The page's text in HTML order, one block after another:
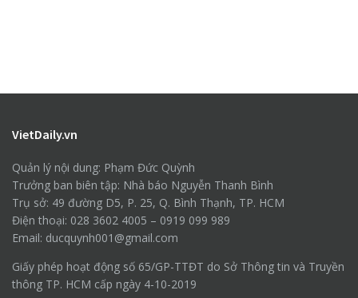
VietDaily.vn
Quản lý nội dung: Phạm Đức Quỳnh
Trưởng ban biên tập: Nhà báo Nguyễn Thanh Bình
Trụ sở: 49 đường D5, P. 25, Q. Bình Thạnh, TP. HCM
Điện thoại: 028 3602 4005 – 0919 099 989
Email: ducquynh001@gmail.com
Giấy phép hoạt động số 65/GP-TTĐT do Sở Thông tin và Truyền
thông TP. HCM cấp ngày 4-10-2019